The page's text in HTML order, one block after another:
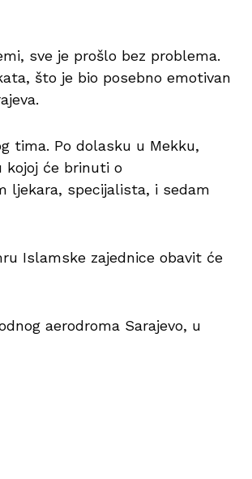
sve je prošlo bez problema.
što je bio posebno emotivan
tima. Po dolasku u Mekku,
kojoj će brinuti o
ljekara, specijalista, i sedam
Islamske zajednice obavit će
aerodroma Sarajevo, u